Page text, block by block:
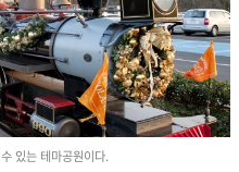
있는 테마공원이다.